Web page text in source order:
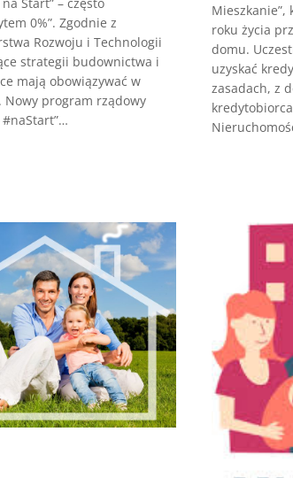
Start” – często
0%”. Zgodnie z
Rozwoju i Technologii
strategii budownictwa i
mają obowiązywać w
Nowy program rządowy
Mieszkanie”,
roku życia
domu.
uzyskać
zasadach, z